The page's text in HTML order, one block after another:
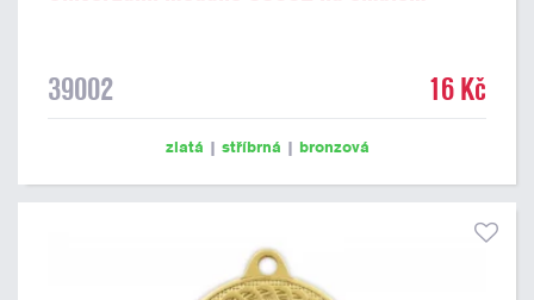
39002 16 Kč
zlatá | stříbrná | bronzová